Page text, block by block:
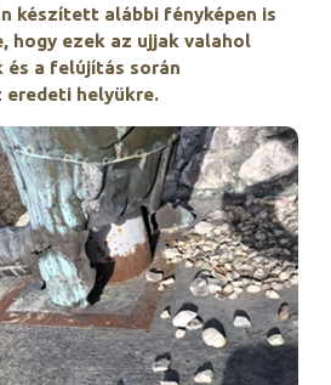
készített alábbi fényképen is
hogy ezek az ujjak valahol
és a felújítás során
eredeti helyükre.